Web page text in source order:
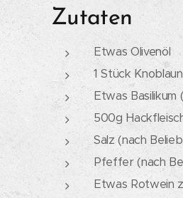
Zutaten
Etwas Olivenöl
1 Stück
Etwas Basilikum
500g
Salz (nach
Pfeffer (nach
Etwas Rotwein